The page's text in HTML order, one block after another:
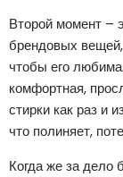
Второй момент –
брендовых
чтобы его
комфортная,
стирки как раз и
что полиняет,
Когда же за дело